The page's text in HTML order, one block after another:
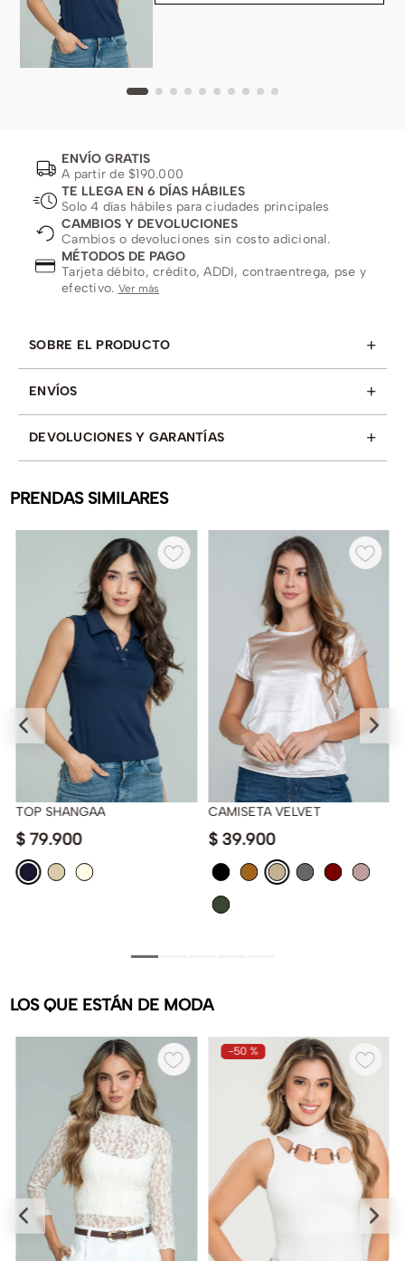
ENVÍO GRATIS
A partir de $190.000
TE LLEGA EN 6 DÍAS HÁBILES
Solo 4 días hábiles para ciudades principales
CAMBIOS Y DEVOLUCIONES
Cambios o devoluciones sin costo adicional.
MÉTODOS DE PAGO
Tarjeta débito, crédito, ADDI, contraentrega, pse y
efectivo. Ver más
SOBRE EL PRODUCTO +
ENVÍOS +
DEVOLUCIONES Y GARANTÍAS +
PRENDAS SIMILARES
TOP SHANGAA
$ 79.900
CAMISETA VELVET
$ 39.900
LOS QUE ESTÁN DE MODA
-50 %